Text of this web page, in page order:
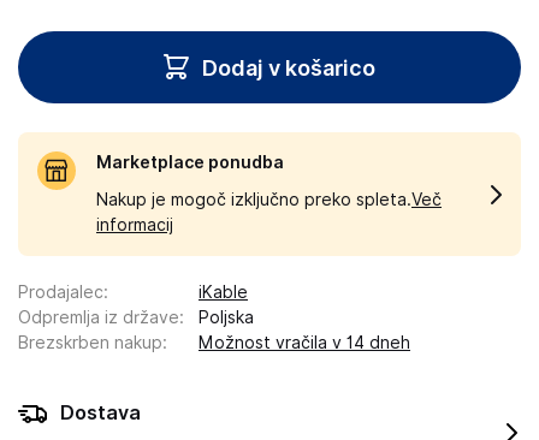
Dodaj v košarico
Marketplace ponudba
Nakup je mogoč izključno preko spleta.Več
informacij
Prodajalec:
iKable
Odpremlja iz države:
Poljska
Brezskrben nakup: Možnost vračila v 14 dneh
Dostava